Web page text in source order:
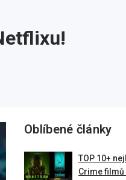
Oblíbené články
TOP 10+
Crime